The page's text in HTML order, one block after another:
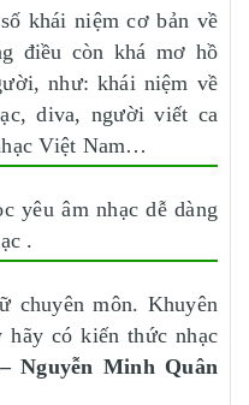
khái niệm cơ bản về
điều còn khá mơ hồ
như: khái niệm về
diva, người viết ca
Việt Nam…
yêu âm nhạc dễ dàng
.
chuyên môn. Khuyên
hãy có kiến thức nhạc
–Nguyễn Minh Quân